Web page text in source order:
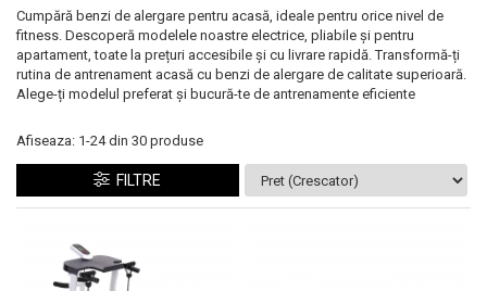
Sorturi inot
Papuci
Palmare inot
Plute inot
Accesorii inot
Genti si rucsacuri
Tricouri, pantaloni, bluze
Cumpără benzi de alergare pentru acasă, ideale pentru orice nivel de
fitness. Descoperă modelele noastre electrice, pliabile și pentru
apartament, toate la prețuri accesibile și cu livrare rapidă. Transformă-ți
rutina de antrenament acasă cu benzi de alergare de calitate superioară.
Alege-ți modelul preferat și bucură-te de antrenamente eficiente
Afiseaza: 1-24din 30 produse
FILTRE